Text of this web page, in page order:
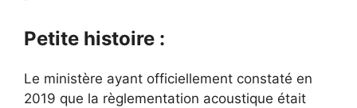
Petite histoire :
Le ministère ayant officiellement constaté en
2019 que la règlementation acoustique était